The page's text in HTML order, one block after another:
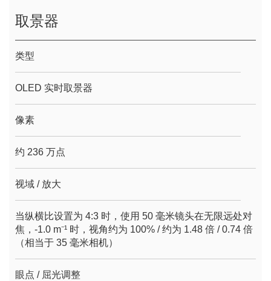
取景器
类型
OLED 实时取景器
像素
约 236 万点
视域 / 放大
当纵横比设置为 4:3 时，使用 50 毫米镜头在无限远处对
焦，-1.0 m⁻¹ 时，视角约为 100% / 约为 1.48 倍 / 0.74 倍
（相当于 35 毫米相机）
眼点 / 屈光调整